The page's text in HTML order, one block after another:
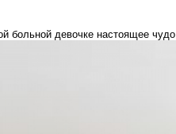
больной девочке настоящее чудо